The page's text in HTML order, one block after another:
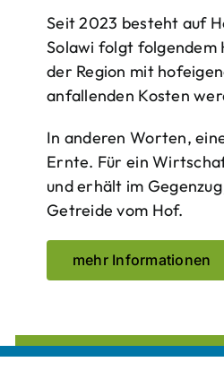
Seit 2023 besteht auf
Solawi folgt folgendem
der Region mit
anfallenden Kosten
In anderen Worten,
Ernte. Für ein
und erhält im
Getreide vom Hof.
mehr Informationen